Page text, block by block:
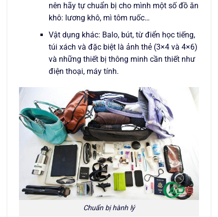
nên hãy tự chuẩn bị cho mình một số đồ ăn
khô: lương khô, mì tôm ruốc…
Vật dụng khác: Balo, bút, từ điển học tiếng,
túi xách và đặc biệt là ảnh thẻ (3×4 và 4×6)
và những thiết bị thông minh cần thiết như
điện thoại, máy tính.
Chuẩn bị hành lý